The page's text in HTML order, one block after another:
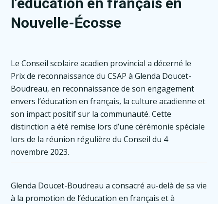
Nouvelle-Écosse
Le Conseil scolaire acadien provincial a décerné le
Prix de reconnaissance du CSAP à Glenda Doucet-
Boudreau, en reconnaissance de son engagement
envers l’éducation en français, la culture acadienne et
son impact positif sur la communauté. Cette
distinction a été remise lors d’une cérémonie spéciale
lors de la réunion régulière du Conseil du 4
novembre 2023.
Glenda Doucet-Boudreau a consacré au-delà de sa vie
à la promotion de l’éducation en français et à